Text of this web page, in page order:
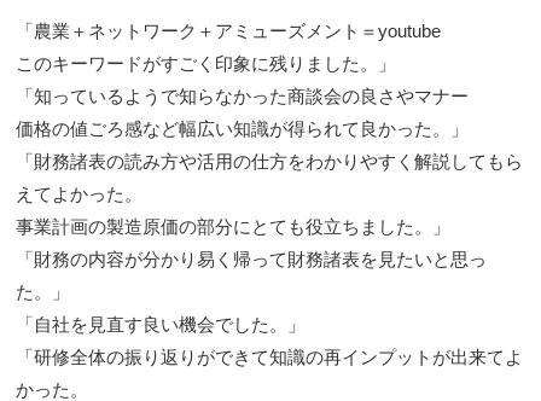
「農業＋ネットワーク＋アミューズメント＝youtube
このキーワードがすごく印象に残りました。」
「知っているようで知らなかった商談会の良さやマナー
価格の値ごろ感など幅広い知識が得られて良かった。」
「財務諸表の読み方や活用の仕方をわかりやすく解説してもら
えて よかった。
事業計画の製造原価の部分にとても役立ちました。」
「財務の内容が分かり易く帰って財務諸表を見たいと思っ
た。」
「自社を見直す良い機会でした。」
「研修全体の振り返りができて知識の再インプットが出来てよ
かった。